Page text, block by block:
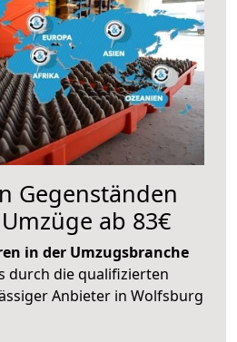
Gegenständen
ab 83€
in der Umzugsbranche
durch die qualifizierten
Anbieter in Wolfsburg